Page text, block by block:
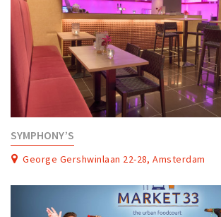
SYMPHONY’S
George Gershwinlaan 22-28, Amsterdam